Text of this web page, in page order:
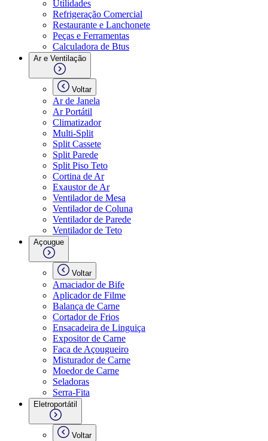
Utilidades
Refrigeração Comercial
Restaurante e Lanchonete
Peças e Ferramentas
Calculadora de Btus
Ar e Ventilação
Voltar
Ar de Janela
Ar Portátil
Climatizador
Multi-Split
Split Cassete
Split Parede
Split Piso Teto
Cortina de Ar
Exaustor de Ar
Ventilador de Mesa
Ventilador de Coluna
Ventilador de Parede
Ventilador de Teto
Açougue
Voltar
Amaciador de Bife
Aplicador de Filme
Balança de Carne
Cortador de Frios
Ensacadeira de Linguiça
Expositor de Carne
Faca de Açougueiro
Misturador de Carne
Moedor de Carne
Seladoras
Serra-Fita
Eletroportátil
Voltar